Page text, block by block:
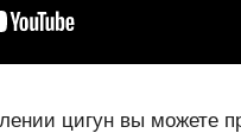
цигун вы можете